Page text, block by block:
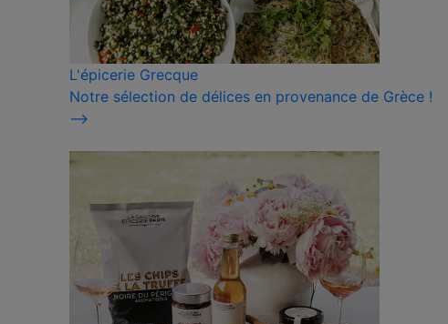
L'épicerie Grecque
Notre sélection de délices en provenance de Grèce !
⟶